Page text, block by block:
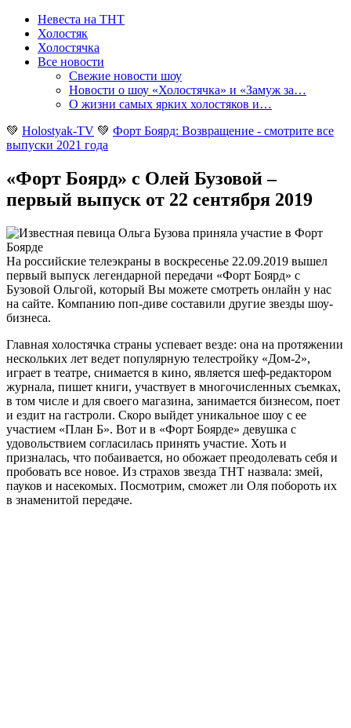
Невеста на ТНТ
Холостяк
Холостячка
Все новости
Свежие новости шоу
Новости о шоу «Холостячка» и «Замуж за…
О жизни самых ярких холостяков и…
💚 Holostyak-TV 💚 Форт Боярд: Возвращение - смотрите все
выпуски 2021 года
«Форт Боярд» с Олей Бузовой –
первый выпуск от 22 сентября 2019
На российские телеэкраны в воскресенье 22.09.2019 вышел
первый выпуск легендарной передачи «Форт Боярд» с
Бузовой Ольгой, который Вы можете смотреть онлайн у нас
на сайте. Компанию поп-диве составили другие звезды шоу-
бизнеса.
Главная холостячка страны успевает везде: она на протяжении
нескольких лет ведет популярную телестройку «Дом-2»,
играет в театре, снимается в кино, является шеф-редактором
журнала, пишет книги, участвует в многочисленных съемках,
в том числе и для своего магазина, занимается бизнесом, поет
и ездит на гастроли. Скоро выйдет уникальное шоу с ее
участием «План Б». Вот и в «Форт Боярде» девушка с
удовольствием согласилась принять участие. Хоть и
призналась, что побаивается, но обожает преодолевать себя и
пробовать все новое. Из страхов звезда ТНТ назвала: змей,
пауков и насекомых. Посмотрим, сможет ли Оля побороть их
в знаменитой передаче.